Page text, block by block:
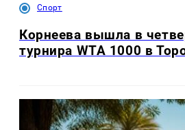
Спорт
Корнеева вышла в
турнира WTA 1000 в